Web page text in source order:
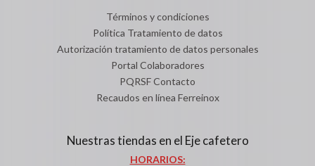
Términos y condiciones
Política Tratamiento de datos
Autorización tratamiento de datos personales
Portal Colaboradores
PQRSF Contacto
Recaudos en línea Ferreinox
Nuestras tiendas en el Eje cafetero
HORARIOS: